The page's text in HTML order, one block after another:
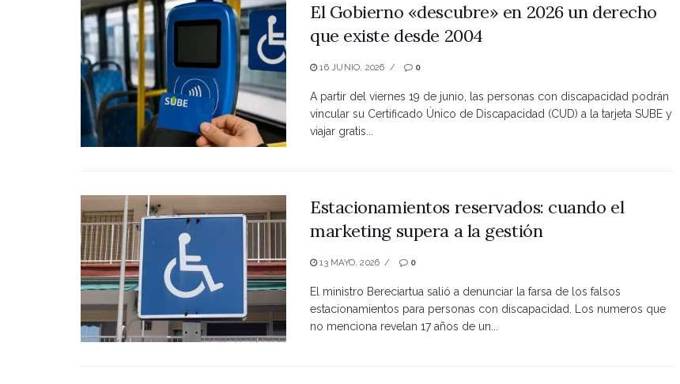
El Gobierno «descubre» en 2026 un derecho
que existe desde 2004
16 JUNIO, 2026 0
A partir del viernes 19 de junio, las personas con discapacidad podrán
vincular su Certificado Único de Discapacidad (CUD) a la tarjeta SUBE y
viajar gratis...
Estacionamientos reservados: cuando el
marketing supera a la gestión
13 MAYO, 2026 0
El ministro Bereciartua salió a denunciar la farsa de los falsos
estacionamientos para personas con discapacidad. Los numeros que
no menciona revelan 17 años de un...